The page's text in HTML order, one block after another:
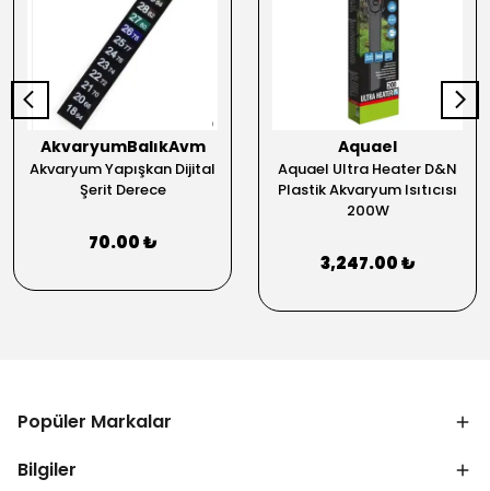
AkvaryumBalıkAvm
Akvaryum Yapışkan Dijital
Şerit Derece
70.00 ₺
Aquael
Aquael Ultra Heater D&N
Plastik Akvaryum Isıtıcısı
200W
3,247.00 ₺
Popüler Markalar
Bilgiler